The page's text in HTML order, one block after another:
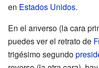
en Estados Unidos.
En el anverso (la cara
puedes ver el retrato de
trigésimo segundo